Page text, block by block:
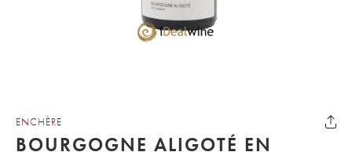
ENCHÈRE
BOURGOGNE ALIGOTÉ EN